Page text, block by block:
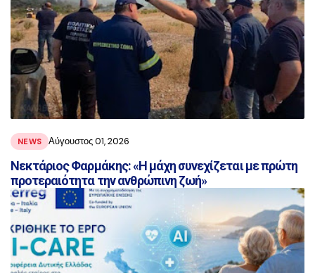
NEWS Αύγουστος 01, 2026
Νεκτάριος Φαρμάκης: «Η μάχη συνεχίζεται με πρώτη
προτεραιότητα την ανθρώπινη ζωή»